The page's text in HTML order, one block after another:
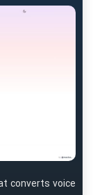
converts voice